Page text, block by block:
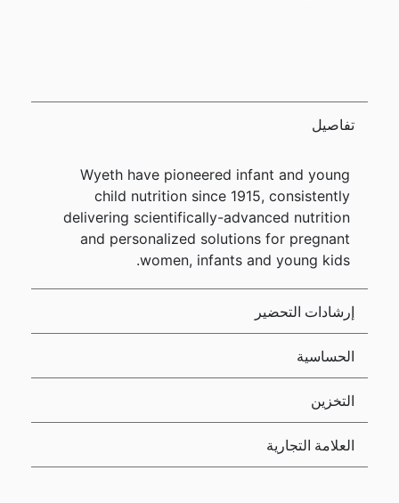
تفاصيل
Wyeth have pioneered infant and young
child nutrition since 1915, consistently
delivering scientifically-advanced nutrition
and personalized solutions for pregnant
women, infants and young kids.
إرشادات التحضير
الحساسية
التخزين
العلامة التجارية